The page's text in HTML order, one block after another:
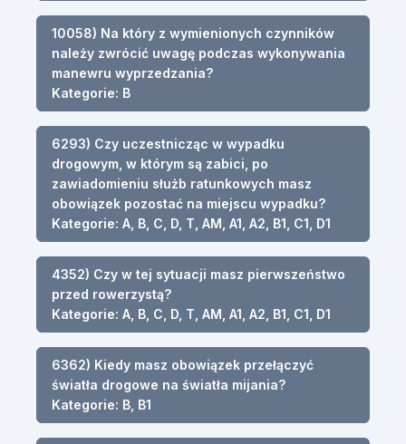
10058) Na który z wymienionych czynników
należy zwrócić uwagę podczas wykonywania
manewru wyprzedzania?
Kategorie: B
6293) Czy uczestnicząc w wypadku
drogowym, w którym są zabici, po
zawiadomieniu służb ratunkowych masz
obowiązek pozostać na miejscu wypadku?
Kategorie: A, B, C, D, T, AM, A1, A2, B1, C1, D1
4352) Czy w tej sytuacji masz pierwszeństwo
przed rowerzystą?
Kategorie: A, B, C, D, T, AM, A1, A2, B1, C1, D1
6362) Kiedy masz obowiązek przełączyć
światła drogowe na światła mijania?
Kategorie: B, B1